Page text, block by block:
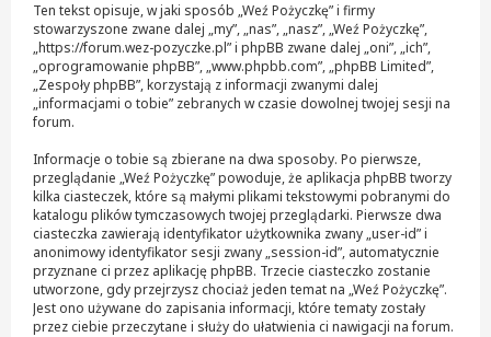
Ten tekst opisuje, w jaki sposób „Weź Pożyczkę” i firmy
stowarzyszone zwane dalej „my”, „nas”, „nasz”, „Weź Pożyczkę”,
„https://forum.wez-pozyczke.pl” i phpBB zwane dalej „oni”, „ich”,
„oprogramowanie phpBB”, „www.phpbb.com”, „phpBB Limited”,
„Zespoły phpBB”, korzystają z informacji zwanymi dalej
„informacjami o tobie” zebranych w czasie dowolnej twojej sesji na
forum.
Informacje o tobie są zbierane na dwa sposoby. Po pierwsze,
przeglądanie „Weź Pożyczkę” powoduje, że aplikacja phpBB tworzy
kilka ciasteczek, które są małymi plikami tekstowymi pobranymi do
katalogu plików tymczasowych twojej przeglądarki. Pierwsze dwa
ciasteczka zawierają identyfikator użytkownika zwany „user-id” i
anonimowy identyfikator sesji zwany „session-id”, automatycznie
przyznane ci przez aplikację phpBB. Trzecie ciasteczko zostanie
utworzone, gdy przejrzysz chociaż jeden temat na „Weź Pożyczkę”.
Jest ono używane do zapisania informacji, które tematy zostały
przez ciebie przeczytane i służy do ułatwienia ci nawigacji na forum.